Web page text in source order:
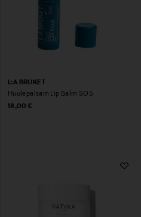
L:A BRUKET
Huulepalsam Lip Balm SOS
Original Price
18,00 €